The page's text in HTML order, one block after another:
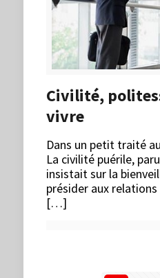
Civilité,
vivre
Dans un petit traité
La civilité puérile,
insistait sur la
présider aux
[…]